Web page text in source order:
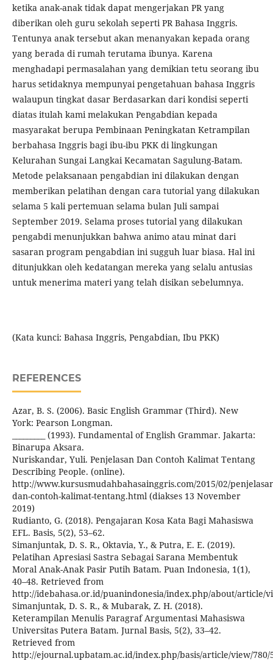
ketika anak-anak tidak dapat mengerjakan PR yang
diberikan oleh guru sekolah seperti PR Bahasa Inggris.
Tentunya anak tersebut akan menanyakan kepada orang
yang berada di rumah terutama ibunya. Karena
menghadapi permasalahan yang demikian tetu seorang ibu
harus setidaknya mempunyai pengetahuan bahasa Inggris
walaupun tingkat dasar Berdasarkan dari kondisi seperti
diatas itulah kami melakukan Pengabdian kepada
masyarakat berupa Pembinaan Peningkatan Ketrampilan
berbahasa Inggris bagi ibu-ibu PKK di lingkungan
Kelurahan Sungai Langkai Kecamatan Sagulung-Batam.
Metode pelaksanaan pengabdian ini dilakukan dengan
memberikan pelatihan dengan cara tutorial yang dilakukan
selama 5 kali pertemuan selama bulan Juli sampai
September 2019. Selama proses tutorial yang dilakukan
pengabdi menunjukkan bahwa animo atau minat dari
sasaran program pengabdian ini sugguh luar biasa. Hal ini
ditunjukkan oleh kedatangan mereka yang selalu antusias
untuk menerima materi yang telah disikan sebelumnya.
(Kata kunci: Bahasa Inggris, Pengabdian, Ibu PKK)
REFERENCES
Azar, B. S. (2006). Basic English Grammar (Third). New
York: Pearson Longman.
_________ (1993). Fundamental of English Grammar. Jakarta:
Binarupa Aksara.
Nuriskandar, Yuli. Penjelasan Dan Contoh Kalimat Tentang
Describing People. (online).
http://www.kursusmudahbahasainggris.com/2015/02/
dan-contoh-kalimat-tentang.html (diakses 13 November
2019)
Rudianto, G. (2018). Pengajaran Kosa Kata Bagi Mahasiswa
EFL. Basis, 5(2), 53–62.
Simanjuntak, D. S. R., Oktavia, Y., & Putra, E. E. (2019).
Pelatihan Apresiasi Sastra Sebagai Sarana Membentuk
Moral Anak-Anak Pasir Putih Batam. Puan Indonesia, 1(1),
40–48. Retrieved from
http://idebahasa.or.id/puanindonesia/index.php/about/article/
Simanjuntak, D. S. R., & Mubarak, Z. H. (2018).
Keterampilan Menulis Paragraf Argumentasi Mahasiswa
Universitas Putera Batam. Jurnal Basis, 5(2), 33–42.
Retrieved from
http://ejournal.upbatam.ac.id/index.php/basis/article/view/780/